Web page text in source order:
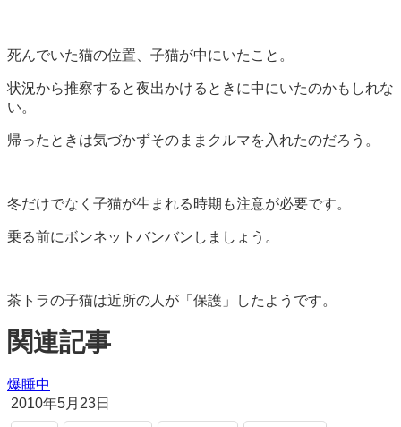
死んでいた猫の位置、子猫が中にいたこと。
状況から推察すると夜出かけるときに中にいたのかもしれな
い。
帰ったときは気づかずそのままクルマを入れたのだろう。
冬だけでなく子猫が生まれる時期も注意が必要です。
乗る前にボンネットバンバンしましょう。
茶トラの子猫は近所の人が「保護」したようです。
関連記事
爆睡中
2010年5月23日